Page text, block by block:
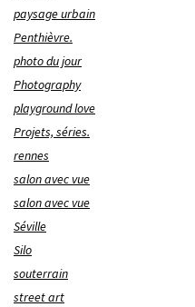
paysage urbain
Penthièvre.
photo du jour
Photography
playground love
Projets, séries.
rennes
salon avec vue
salon avec vue
Séville
Silo
souterrain
street art